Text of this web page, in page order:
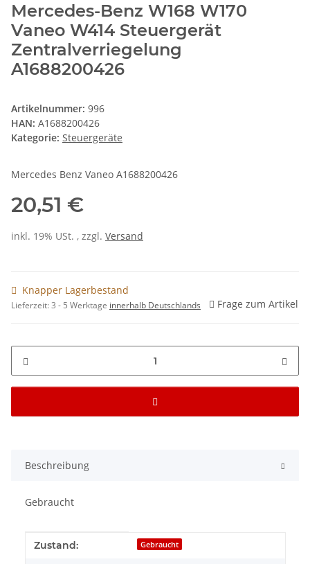
Mercedes-Benz W168 W170
Vaneo W414 Steuergerät
Zentralverriegelung
A1688200426
Artikelnummer: 996
HAN: A1688200426
Kategorie: Steuergeräte
Mercedes Benz Vaneo A1688200426
20,51 €
inkl. 19% USt. , zzgl. Versand
Knapper Lagerbestand
Lieferzeit:3 - 5 Werktage innerhalb Deutschlands Frage zum Artikel
Beschreibung
Gebraucht
Produkteigenschaft
Wert
Zustand: Gebraucht